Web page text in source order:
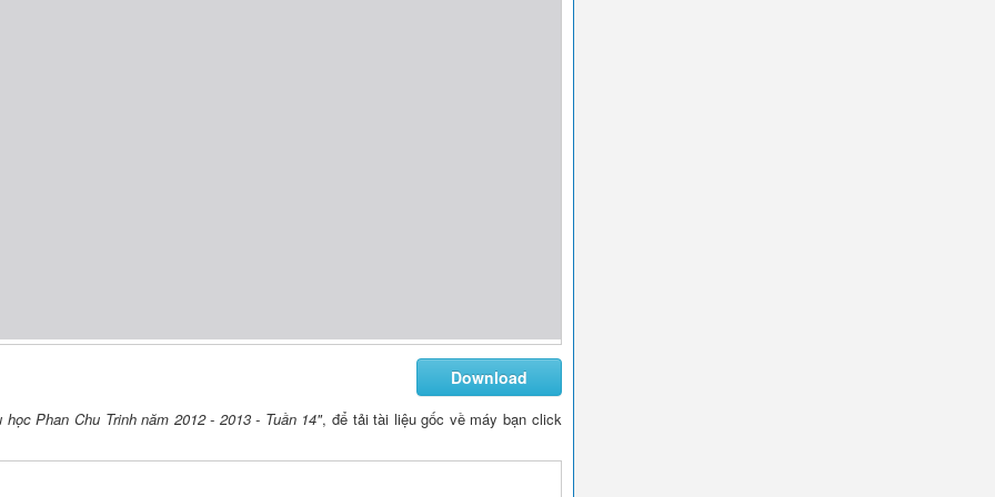
Download
Phan Chu Trinh năm 2012 - 2013 - Tuần 14", để tải tài liệu gốc về máy bạn click